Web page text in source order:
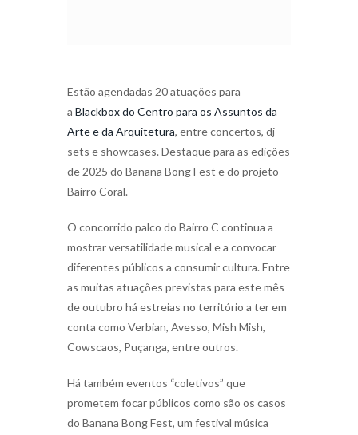
Estão agendadas 20 atuações para
a Blackbox do Centro para os Assuntos da
Arte e da Arquitetura, entre concertos, dj
sets e showcases. Destaque para as edições
de 2025 do Banana Bong Fest e do projeto
Bairro Coral.
O concorrido palco do Bairro C continua a
mostrar versatilidade musical e a convocar
diferentes públicos a consumir cultura. Entre
as muitas atuações previstas para este mês
de outubro há estreias no território a ter em
conta como Verbian, Avesso, Mish Mish,
Cowscaos, Puçanga, entre outros.
Há também eventos “coletivos” que
prometem focar públicos como são os casos
do Banana Bong Fest, um festival música